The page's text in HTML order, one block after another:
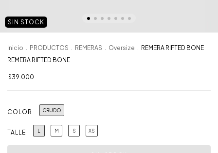
SIN STOCK
Inicio . PRODUCTOS . REMERAS . Oversize . REMERA RIFTED BONE
REMERA RIFTED BONE
$39.000
COLOR CRUDO
TALLE M S XS